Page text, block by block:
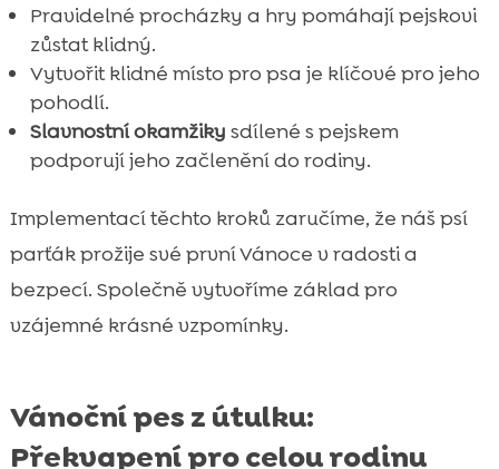
Pravidelné procházky a hry pomáhají pejskovi
zůstat klidný.
Vytvořit klidné místo pro psa je klíčové pro jeho
pohodlí.
Slavnostní okamžiky sdílené s pejskem
podporují jeho začlenění do rodiny.
Implementací těchto kroků zaručíme, že náš psí
parťák prožije své první Vánoce v radosti a
bezpecí. Společně vytvoříme základ pro
vzájemné krásné vzpomínky.
Vánoční pes z útulku:
Překvapení pro celou rodinu